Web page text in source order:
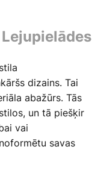
Lejupielādes
dizains. Tai
abažūrs. Tās
un tā piešķir
vai
savas
starojumu.